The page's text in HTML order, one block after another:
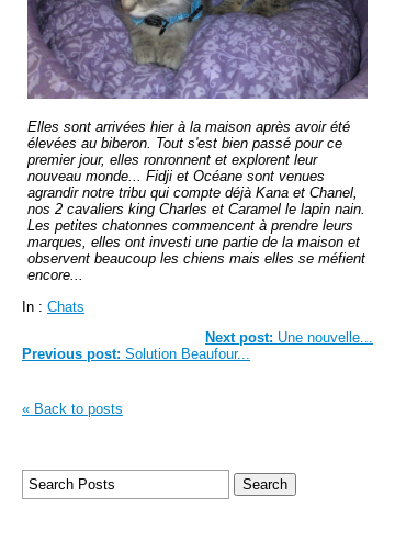
Elles sont arrivées hier à la maison après avoir été
élevées au biberon. Tout s'est bien passé pour ce
premier jour, elles ronronnent et explorent leur
nouveau monde... Fidji et Océane sont venues
agrandir notre tribu qui compte déjà Kana et Chanel,
nos 2 cavaliers king Charles et Caramel le lapin nain.
Les petites chatonnes commencent à prendre leurs
marques, elles ont investi une partie de la maison et
observent beaucoup les chiens mais elles se méfient
encore...
In : Chats
Next post: Une nouvelle...
Previous post: Solution Beaufour...
« Back to posts